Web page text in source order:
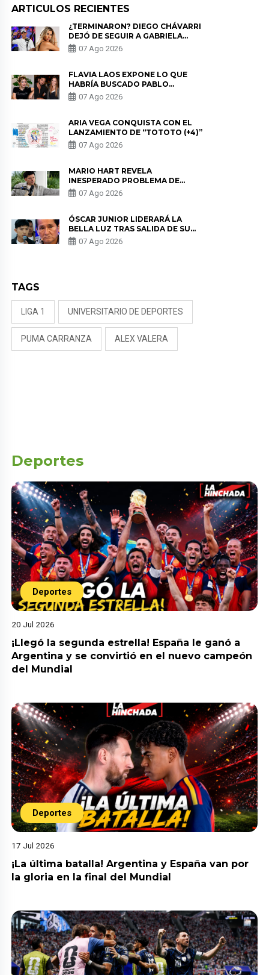
ARTICULOS RECIENTES
¿TERMINARON? DIEGO CHÁVARRI
DEJÓ DE SEGUIR A GABRIELA
HERRERA Y ANUNCIA SU SALIDA
DE PÓDCAST
07 Ago 2026
FLAVIA LAOS EXPONE LO QUE
HABRÍA BUSCADO PABLO
HEREDIA CON ALE FULLER: “UNA
DE LAS PARTES QUERÍA EL
07 Ago 2026
ARIA VEGA CONQUISTA CON EL
LANZAMIENTO DE “TOTOTO (+4)”
07 Ago 2026
MARIO HART REVELA
INESPERADO PROBLEMA DE
SALUD ANTES DE SEPARARSE DE
KORINA: “ME ENCONTRARON UN
07 Ago 2026
ÓSCAR JUNIOR LIDERARÁ LA
BELLA LUZ TRAS SALIDA DE SU
PADRE POR POLÉMICA CON
NALDY SALDAÑA
07 Ago 2026
TAGS
LIGA 1 UNIVERSITARIO DE DEPORTES
PUMA CARRANZA ALEX VALERA
Deportes
Deportes
20 Jul 2026
¡Llegó la segunda estrella! España le ganó a
Argentina y se convirtió en el nuevo campeón
del Mundial
Deportes
17 Jul 2026
¡La última batalla! Argentina y España van por
la gloria en la final del Mundial